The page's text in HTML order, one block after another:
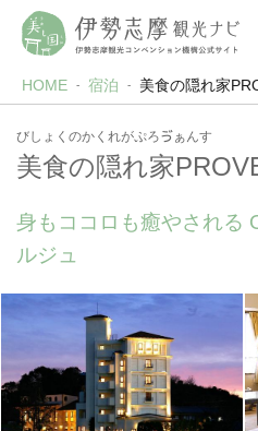
HOME 宿泊 美食の隠れ家
びしょくのかくれがぷろゔぁんす
美食の隠れ家
身もココロも癒やされる
ルジュ